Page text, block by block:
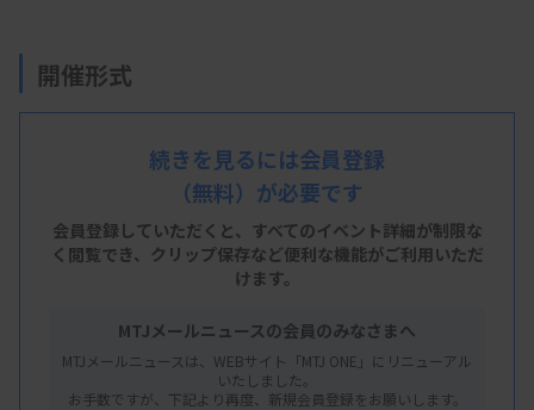
開催形式
現地開催
広島大学基礎講義棟1
主 催
続きを見るには会員登録
（無料）が必要です
会員登録していただくと、すべてのイベント詳細が制限な
く閲覧でき、 クリップ保存など便利な機能がご利用いただ
けます。
MTJメールニュースの会員のみなさまへ
MTJメールニュースは、WEBサイト「MTJ ONE」にリニューアル
いたしました。
お手数ですが、下記より再度、新規会員登録をお願いします。